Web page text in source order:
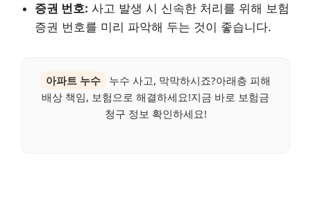
증권 번호: 사고 발생 시 신속한 처리를 위해 보험
증권 번호를 미리 파악해 두는 것이 좋습니다.
아파트 누수
누수 사고, 막막하시죠?아래층 피해
배상 책임, 보험으로 해결하세요!지금 바로 보험금
청구 정보 확인하세요!